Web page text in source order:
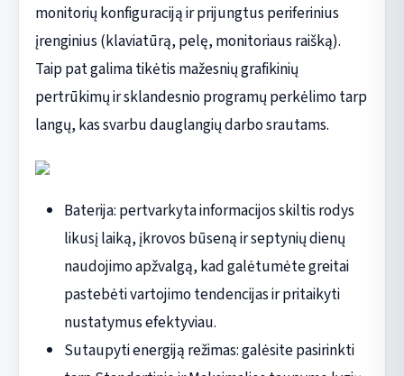
monitorių konfiguraciją ir prijungtus periferinius
įrenginius (klaviatūrą, pelę, monitoriaus raišką).
Taip pat galima tikėtis mažesnių grafikinių
pertrūkimų ir sklandesnio programų perkėlimo tarp
langų, kas svarbu dauglangių darbo srautams.
Baterija: pertvarkyta informacijos skiltis rodys
likusį laiką, įkrovos būseną ir septynių dienų
naudojimo apžvalgą, kad galėtumėte greitai
pastebėti vartojimo tendencijas ir pritaikyti
nustatymus efektyviau.
Sutaupyti energiją režimas: galėsite pasirinkti